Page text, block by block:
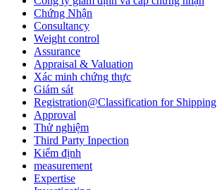
Chứng Nhận
Consultancy
Weight control
Assurance
Appraisal & Valuation
Xác minh chứng thực
Giám sát
Registration@Classification for Shipping
Approval
Thử nghiệm
Third Party Inpection
Kiểm định
measurement
Expertise